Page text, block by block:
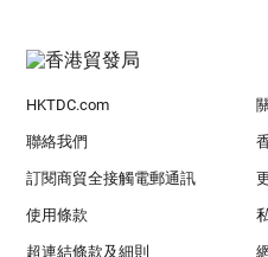
HKTDC.com
聯絡我們
訂閱商貿全接觸電郵通訊
使用條款
超連結條款及細則